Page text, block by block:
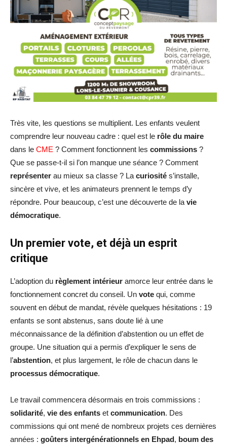
Très vite, les questions se multiplient. Les enfants veulent
comprendre leur nouveau cadre : quel est le rôle du maire
dans le CME ? Comment fonctionnent les commissions ?
Que se passe-t-il si l’on manque une séance ? Comment
représenter au mieux sa classe ? La curiosité s’installe,
sincère et vive, et les animateurs prennent le temps d’y
répondre. Pour beaucoup, c’est une découverte de la vie
démocratique.
Un premier vote, et déjà un esprit
critique
L’adoption du règlement intérieur amorce leur entrée dans le
fonctionnement concret du conseil. Un vote qui, comme
souvent en début de mandat, révèle quelques hésitations : 19
enfants se sont abstenus, sans doute lié à une
méconnaissance de la définition d’abstention ou un effet de
groupe. Une situation qui a permis d’expliquer le sens de
l’abstention, et plus largement, le rôle de chacun dans le
processus démocratique.
Le travail commencera désormais en trois commissions :
solidarité, vie des enfants et communication. Des
commissions qui ont mené de nombreux projets ces dernières
années : goûters intergénérationnels en Ehpad, boum des